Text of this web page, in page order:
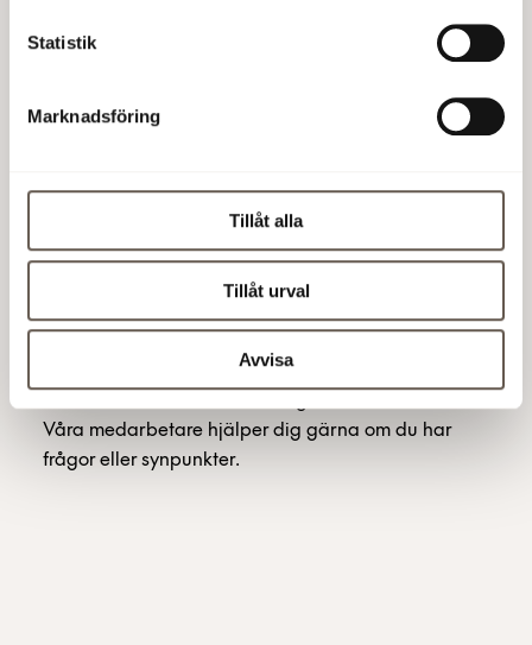
Statistik
Marknadsföring
Tillåt alla
Tillåt urval
Avvisa
Att vara hyresgäst hos Fabege
Läs mer om din lokal och
fastighet
Här hittar du som är hyresgäst hos oss på Fabege
Våra medarbetare hjälper dig gärna om du har
frågor eller synpunkter.